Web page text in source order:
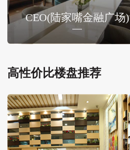
CEO(陆家嘴金融广场)
高性价比楼盘推荐